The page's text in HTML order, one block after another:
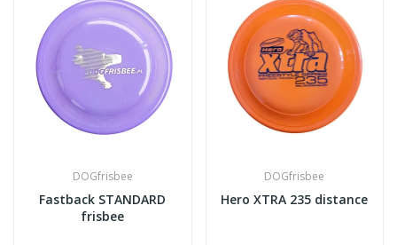
DOGfrisbee
Fastback STANDARD
frisbee
DOGfrisbee
Hero XTRA 235 distance